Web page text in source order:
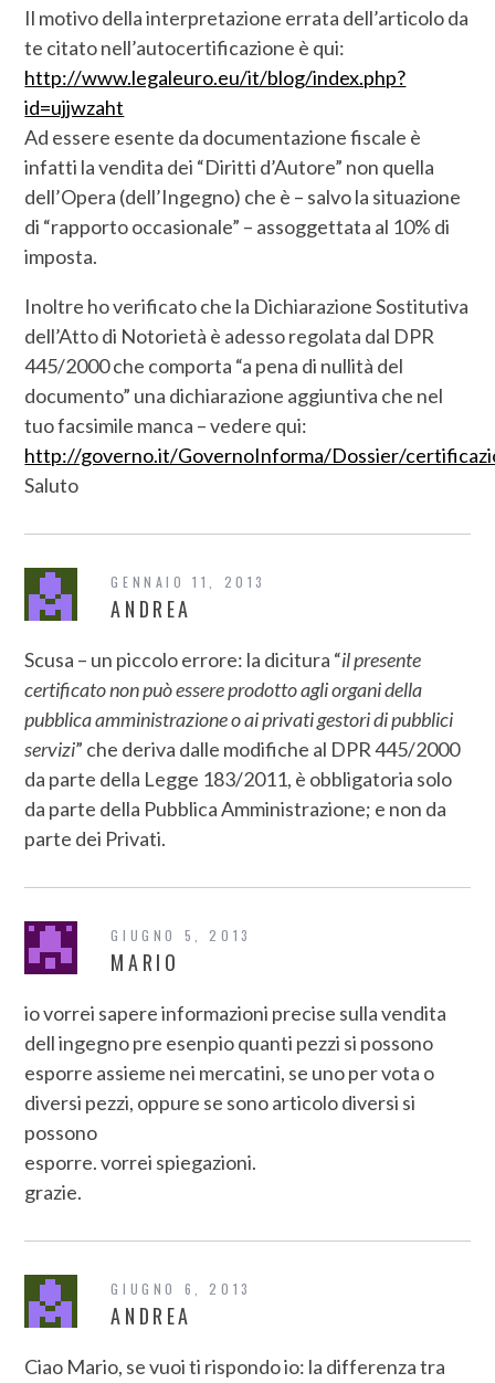
Il motivo della interpretazione errata dell’articolo da
te citato nell’autocertificazione è qui:
http://www.legaleuro.eu/it/blog/index.php?
id=ujjwzaht
Ad essere esente da documentazione fiscale è
infatti la vendita dei “Diritti d’Autore” non quella
dell’Opera (dell’Ingegno) che è – salvo la situazione
di “rapporto occasionale” – assoggettata al 10% di
imposta.
Inoltre ho verificato che la Dichiarazione Sostitutiva
dell’Atto di Notorietà è adesso regolata dal DPR
445/2000 che comporta “a pena di nullità del
documento” una dichiarazione aggiuntiva che nel
tuo facsimile manca – vedere qui:
http://governo.it/GovernoInforma/Dossier/
Saluto
GENNAIO 11, 2013
ANDREA
Scusa – un piccolo errore: la dicitura “il presente
certificato non può essere prodotto agli organi della
pubblica amministrazione o ai privati gestori di pubblici
servizi” che deriva dalle modifiche al DPR 445/2000
da parte della Legge 183/2011, è obbligatoria solo
da parte della Pubblica Amministrazione; e non da
parte dei Privati.
GIUGNO 5, 2013
MARIO
io vorrei sapere informazioni precise sulla vendita
dell ingegno pre esenpio quanti pezzi si possono
esporre assieme nei mercatini, se uno per vota o
diversi pezzi, oppure se sono articolo diversi si
possono
esporre. vorrei spiegazioni.
grazie.
GIUGNO 6, 2013
ANDREA
Ciao Mario, se vuoi ti rispondo io: la differenza tra